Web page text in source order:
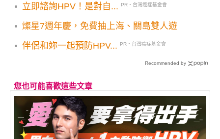
立即諮詢HPV！是對自...
PR・台灣癌症基金會
燦星7週年慶，免費抽上海、關島雙人遊
伴侶和妳一起預防HPV...
PR・台灣癌症基金會
Recommended by
您也可能喜歡這些文章